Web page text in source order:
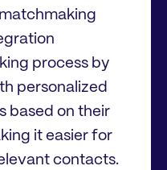
process by
personalized
based on their
it easier for
contacts.